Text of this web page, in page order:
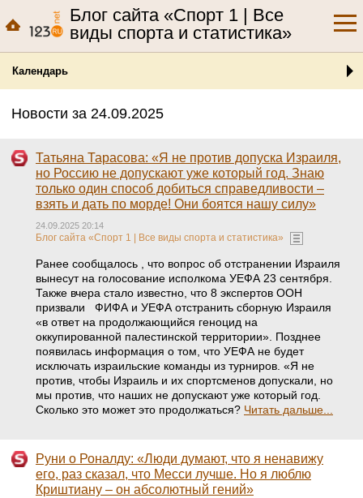
Блог сайта «Спорт 1 | Все
виды спорта и статистика»
Календарь
Новости за 24.09.2025
Татьяна Тарасова: «Я не против допуска Израиля,
но Россию не допускают уже который год. Знаю
только один способ добиться справедливости –
взять и дать по морде! Они боятся нашу силу»
24.09.2025 20:14
Блог сайта «Спорт 1 | Все виды спорта и статистика»
Ранее сообщалось , что вопрос об отстранении Израиля
вынесут на голосование исполкома УЕФА 23 сентября.
Также вчера стало известно, что 8 экспертов ООН
призвали ФИФА и УЕФА отстранить сборную Израиля
«в ответ на продолжающийся геноцид на
оккупированной палестинской территории». Позднее
появилась информация о том, что УЕФА не будет
исключать израильские команды из турниров. «Я не
против, чтобы Израиль и их спортсменов допускали, но
мы против, что наших не допускают уже который год.
Сколько это может это продолжаться? Читать дальше...
Руни о Роналду: «Люди думают, что я ненавижу
его, раз сказал, что Месси лучше. Но я люблю
Криштиану – он абсолютный гений»